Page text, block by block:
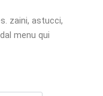
zaini, astucci,
menu qui